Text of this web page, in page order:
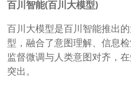
百川智能(百川大模型)
百川大模型是百川智能推出
型，融合了意图理解、信息
监督微调与人类意图对齐，
突出。